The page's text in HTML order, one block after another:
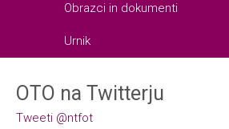
Obrazci in dokumenti
Urnik
OTO na Twitterju
Tweeti @ntfot